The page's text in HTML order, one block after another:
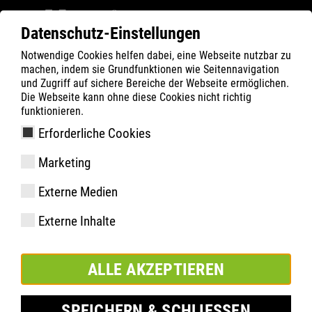
Datenschutz-Einstellungen
Notwendige Cookies helfen dabei, eine Webseite nutzbar zu
machen, indem sie Grundfunktionen wie Seitennavigation
und Zugriff auf sichere Bereiche der Webseite ermöglichen.
Die Webseite kann ohne diese Cookies nicht richtig
funktionieren.
Erforderliche Cookies
Marketing
Externe Medien
Externe Inhalte
ALLE AKZEPTIEREN
ATLAS Company
Inside
ATLAS-CEO Hendrik Schabsky im DIGITALWERK
Podcast